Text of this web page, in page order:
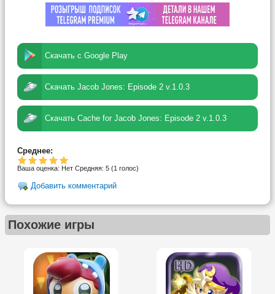
Скачать с Google Play
Скачать Jacob Jones: Episode 2 v.1.0.3
Скачать Cache for Jacob Jones: Episode 2 v.1.0.3
Среднее:
Ваша оценка: Нет Средняя: 5 (1 голос)
Добавить комментарий
Похожие игры